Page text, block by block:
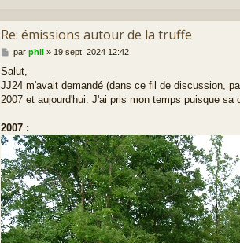
Re: émissions autour de la truffe
M
s
s
a
e
par phil» 19 sept. 2024 12:42
Salut,
JJ24 m'avait demandé (dans ce fil de discussion,
2007 et aujourd'hui. J'ai pris mon temps puisque
2007 :